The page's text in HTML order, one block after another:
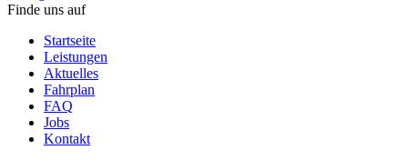
Finde uns auf
Startseite
Leistungen
Aktuelles
Fahrplan
FAQ
Jobs
Kontakt